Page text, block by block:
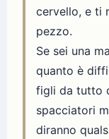
cervello, e ti
pezzo.
Se sei una
quanto è
figli da tutto
spacciatori
diranno